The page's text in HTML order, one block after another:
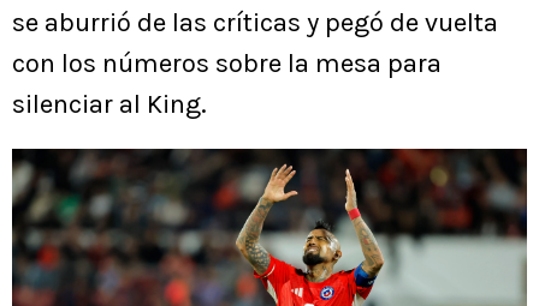
se aburrió de las críticas y pegó de vuelta
con los números sobre la mesa para
silenciar al King.